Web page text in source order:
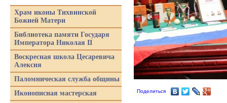
Поделиться
Храм иконы Тихвинской
Божией Матери
Библиотека памяти Государя
Императора Николая II
Воскресная школа Цесаревича
Алексия
Паломническая служба общины
Иконописная мастерская